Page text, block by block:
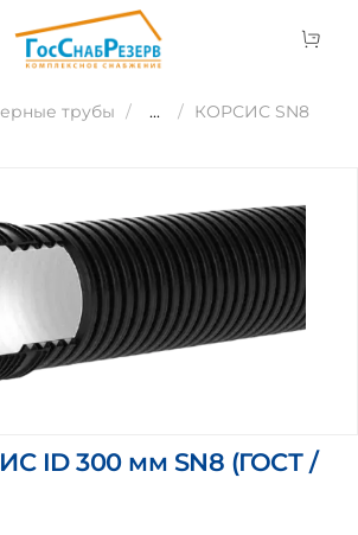
трубы ... КОРСИС SN8
ID 300 мм SN8 (ГОСТ /